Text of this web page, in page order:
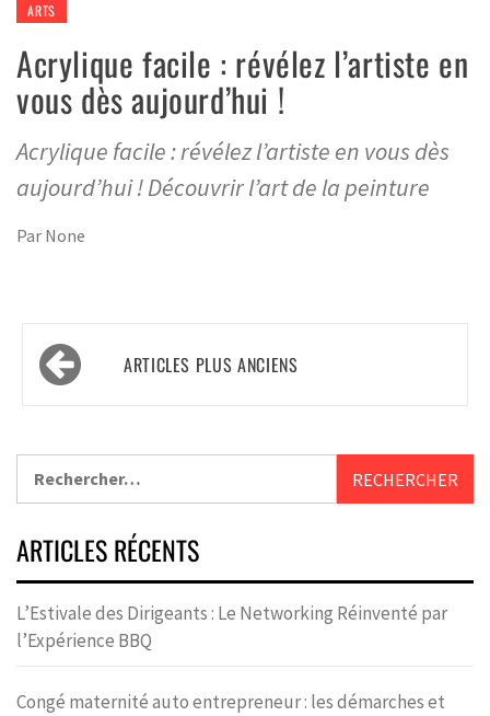
ARTS
Acrylique facile : révélez l’artiste en
vous dès aujourd’hui !
Acrylique facile : révélez l’artiste en vous dès
aujourd’hui ! Découvrir l’art de la peinture
Par None
ARTICLES PLUS ANCIENS
ARTICLES RÉCENTS
L’Estivale des Dirigeants : Le Networking Réinventé par
l’Expérience BBQ
Congé maternité auto entrepreneur : les démarches et